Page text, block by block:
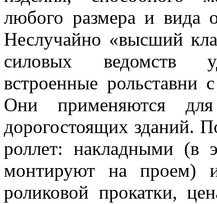
любого размера и вида
Неслучайно «высший
силовых ведомств
встроенные рольставни
Они применяются
дорогостоящих зданий.
роллет: накладными (в
монтируют на проем)
роликовой прокатки,